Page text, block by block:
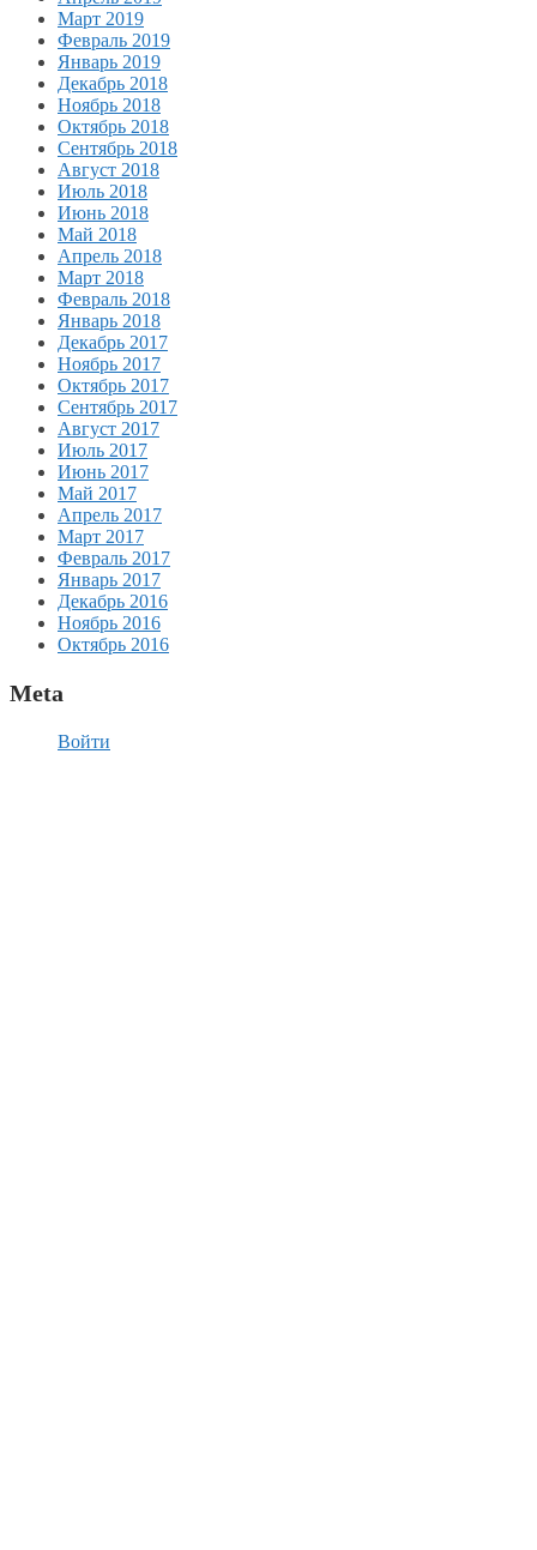
Март 2019
Февраль 2019
Январь 2019
Декабрь 2018
Ноябрь 2018
Октябрь 2018
Сентябрь 2018
Август 2018
Июль 2018
Июнь 2018
Май 2018
Апрель 2018
Март 2018
Февраль 2018
Январь 2018
Декабрь 2017
Ноябрь 2017
Октябрь 2017
Сентябрь 2017
Август 2017
Июль 2017
Июнь 2017
Май 2017
Апрель 2017
Март 2017
Февраль 2017
Январь 2017
Декабрь 2016
Ноябрь 2016
Октябрь 2016
Meta
Войти